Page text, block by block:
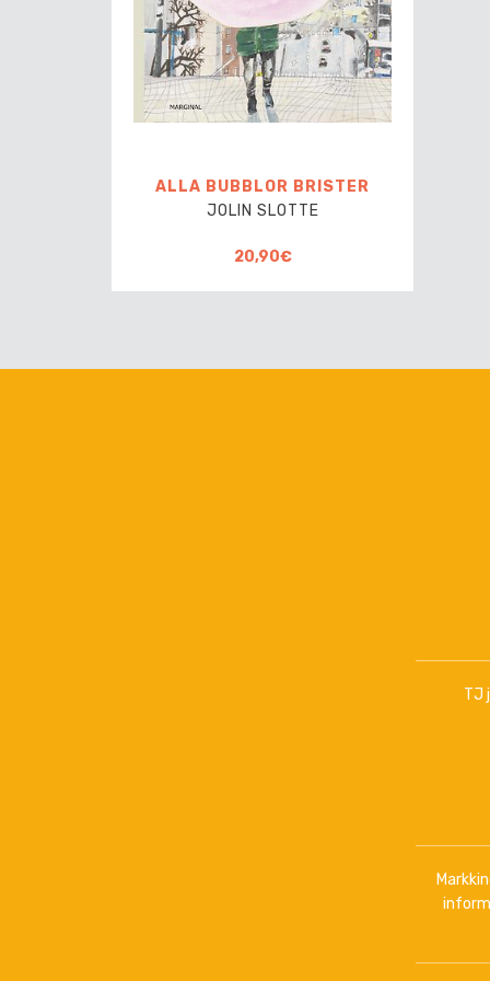
ALLA BUBBLOR BRISTER
JOLIN SLOTTE
20,90€
TJ